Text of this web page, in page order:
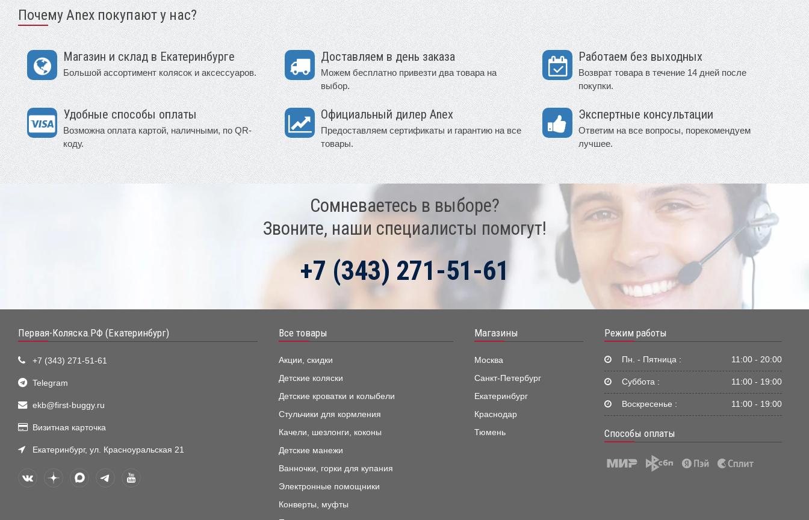
Почему Anex покупают у нас?
Магазин и склад в Екатеринбурге
Большой ассортимент колясок и аксессуаров.
Доставляем в день заказа
Можем бесплатно привезти два товара на
выбор.
Работаем без выходных
Возврат товара в течение 14 дней после
покупки.
Удобные способы оплаты
Возможна оплата картой, наличными, по QR-
коду.
Официальный дилер Anex
Предоставляем сертификаты и гарантию на все
товары.
Экспертные консультации
Ответим на все вопросы, порекомендуем
лучшее.
Сомневаетесь в выборе?
Звоните, наши специалисты помогут!
+7 (343) 271-51-61
Первая-Коляска.РФ (Екатеринбург)
+7 (343) 271-51-61
Telegram
ekb@first-buggy.ru
Визитная карточка
Екатеринбург, ул. Красноуральская 21
Все товары
Акции, скидки
Детские коляски
Детские кроватки и колыбели
Стульчики для кормления
Качели, шезлонги, коконы
Детские манежи
Ванночки, горки для купания
Электронные помощники
Конверты, муфты
Магазины
Москва
Санкт-Петербург
Екатеринбург
Краснодар
Тюмень
Режим работы
Пн. - Пятница : 11:00 - 20:00
Суббота : 11:00 - 19:00
Воскресенье : 11:00 - 19:00
Способы оплаты